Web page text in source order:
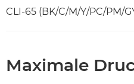
CLI-65 (BK/C/M/Y/PC/PM/
Maximale